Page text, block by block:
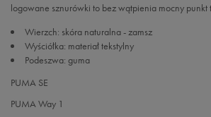
41 26,5 cm
42 27 cm
logowane sznurówki to bez wątpienia mocny punkt
Wierzch: skóra naturalna - zamsz
Wyściółka: materiał tekstylny
Podeszwa: guma
PUMA SE
PUMA Way 1